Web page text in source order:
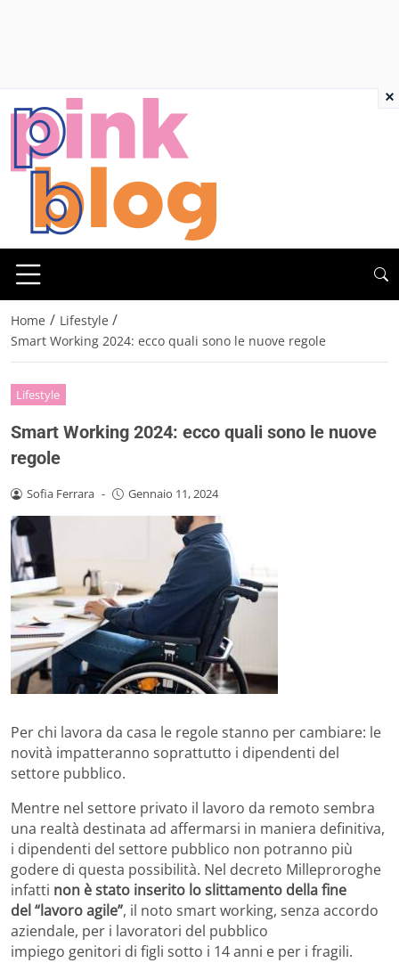
Home / Lifestyle /
Smart Working 2024: ecco quali sono le nuove regole
Lifestyle
Smart Working 2024: ecco quali sono le nuove
regole
Sofia Ferrara - Gennaio 11, 2024
Per chi lavora da casa le regole stanno per cambiare: le
novità impatteranno soprattutto i dipendenti del
settore pubblico.
Mentre nel settore privato il lavoro da remoto sembra
una realtà destinata ad affermarsi in maniera definitiva,
i dipendenti del settore pubblico non potranno più
godere di questa possibilità. Nel decreto Milleproroghe
infatti non è stato inserito lo slittamento della fine
del “lavoro agile”, il noto smart working, senza accordo
aziendale, per i lavoratori del pubblico
impiego genitori di figli sotto i 14 anni e per i fragili.
×